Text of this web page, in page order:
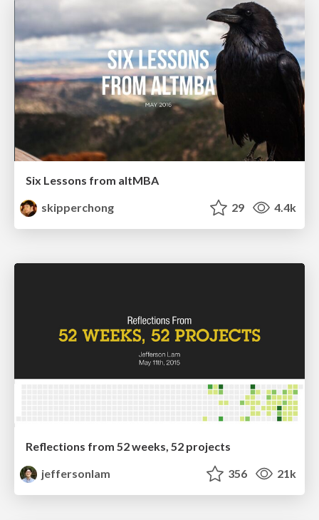
Six Lessons from altMBA
skipperchong
29 4.4k
Reflections from 52 weeks, 52 projects
jeffersonlam
356 21k